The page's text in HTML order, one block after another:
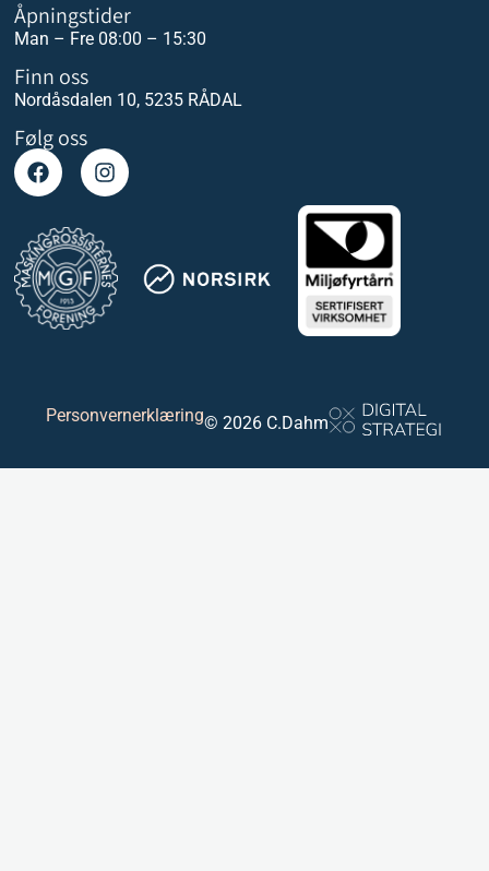
Åpningstider
Man – Fre 08:00 – 15:30
Finn oss
Nordåsdalen 10, 5235 RÅDAL
Følg oss
Personvernerklæring© 2026 C.Dahm